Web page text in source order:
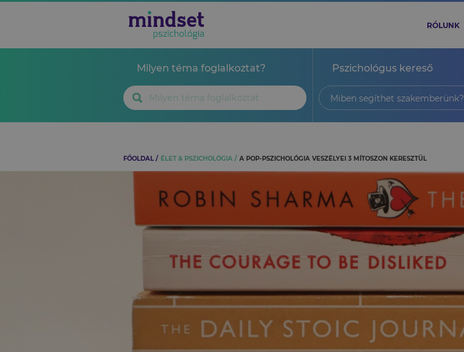
RÓLUNK
Milyen téma foglalkoztat? Pszichológus kereső
Miben segíthet szakemberünk?
FŐOLDAL ÉLET & PSZICHOLÓGIA A POP-PSZICHOLÓGIA VESZÉLYEI 3 MÍTOSZON KERESZTÜL